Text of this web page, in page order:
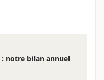
: notre bilan annuel